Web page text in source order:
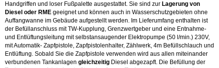
Handgriffen und loser Fußpalette ausgestattet. Sie sind zur Lagerung von
Diesel oder RME geeignet und können auch in Wasserschutzgebieten ohne
Auffangwanne im Gebäude aufgestellt werden. Im Lieferumfang enthalten ist
der Befüllanschluss mit TW-Kupplung, Grenzwertgeber und eine Entnahme-
und Entlüftungsleitung mit selbstansaugender Elektropumpe (50 l/min.) 230V,
mit Automatik- Zapfpistole, Zapfpistolenhalter, Zählwerk, 4m Befüllschlauch und
Entlüftung. Sobald Sie die Zapfpistole verwenden wird aus allen miteinander
verbundenen Tankanlagen gleichzeitig Diesel abgezapft. Die Befüllung der